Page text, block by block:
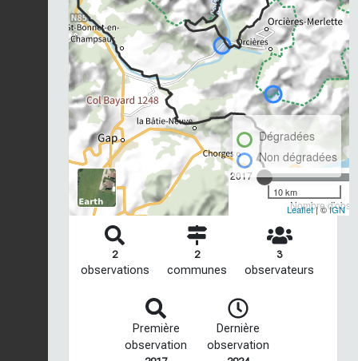
2017
Nombre
Dégradées
Non dégradées
10 km
Leaflet| ©IGN
2
observations
2
communes
3
observateurs
Première
observation
Dernière
observation